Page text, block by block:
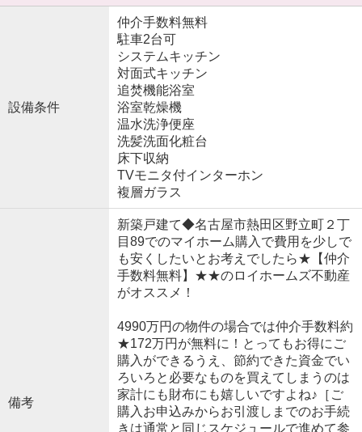
設備条件
仲介手数料無料
駐車2台可
システムキッチン
対面式キッチン
追焚機能浴室
浴室乾燥機
温水洗浄便座
洗髪洗面化粧台
床下収納
TVモニタ付インターホン
複層ガラス
備考
新築戸建て◆名古屋市熱田区野立町２丁
目89でのマイホーム購入で費用を少しで
も安くしたいとお考えでしたら★【仲介
手数料無料】★★のロイホームズ不動産
がオススメ！
4990万円の物件の場合では仲介手数料約
★172万円が無料に！とってもお得にご
購入ができるうえ、節約できた資金でい
ろいろと必要なものを買えてしまうのは
家計にも財布にも嬉しいですよね♪［ご
購入お申込みからお引渡しまでのお手続
きは通常と同じスケジュールで進めて参